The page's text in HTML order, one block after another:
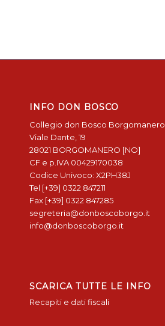
INFO DON BOSCO
Collegio don Bosco Borgomanero
Viale Dante, 19
28021 BORGOMANERO [NO]
CF e p.IVA 00429170038
Codice Univoco: X2PH38J
Tel [+39] 0322 847211
Fax [+39] 0322 847285
segreteria@donboscoborgo.it
info@donboscoborgo.it
SCARICA TUTTE LE INFO
Recapiti e dati fiscali